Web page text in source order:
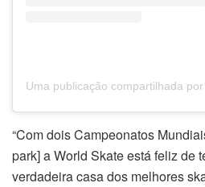
“Com dois Campeonatos
park] a World Skate está feliz de
verdadeira casa dos melhores